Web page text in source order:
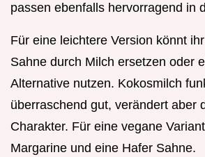
passen ebenfalls hervorragend in
Für eine leichtere Version könnt
Sahne durch Milch ersetzen oder
Alternative nutzen. Kokosmilch
überraschend gut, verändert aber
Charakter. Für eine vegane
Margarine und eine Hafer Sahne.